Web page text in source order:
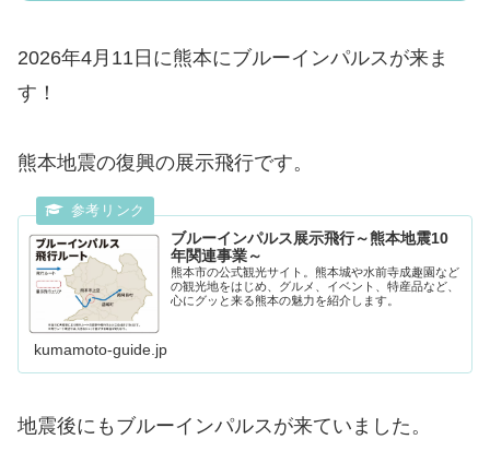
2026年4月11日に熊本にブルーインパルスが来ま
す！
熊本地震の復興の展示飛行です。
ブルーインパルス展示飛行～熊本地震10
年関連事業～
熊本市の公式観光サイト。熊本城や水前寺成趣園など
の観光地をはじめ、グルメ、イベント、特産品など、
心にグッと来る熊本の魅力を紹介します。
kumamoto-guide.jp
地震後にもブルーインパルスが来ていました。